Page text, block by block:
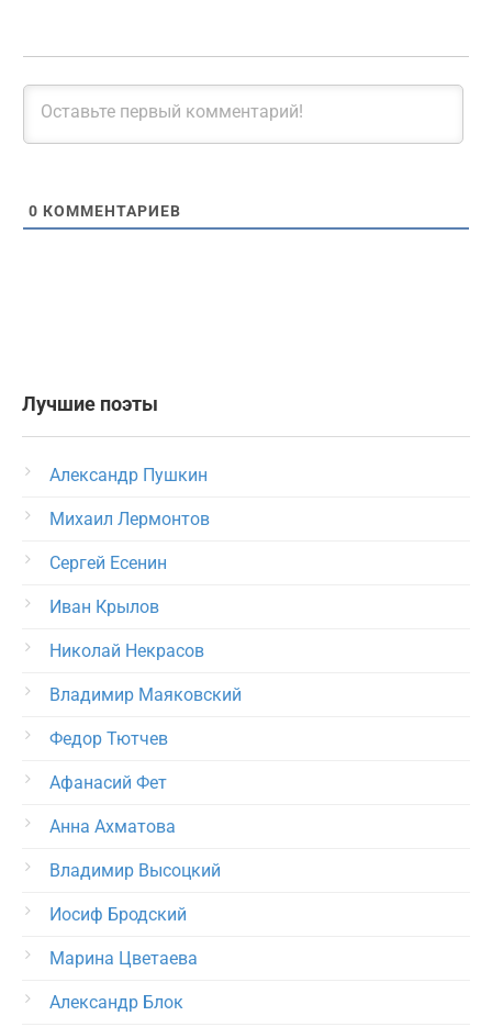
0 КОММЕНТАРИЕВ
Лучшие поэты
Александр Пушкин
Михаил Лермонтов
Сергей Есенин
Иван Крылов
Николай Некрасов
Владимир Маяковский
Федор Тютчев
Афанасий Фет
Анна Ахматова
Владимир Высоцкий
Иосиф Бродский
Марина Цветаева
Александр Блок